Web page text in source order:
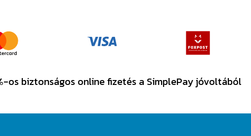
os biztonságos online fizetés a SimplePay jóvoltából